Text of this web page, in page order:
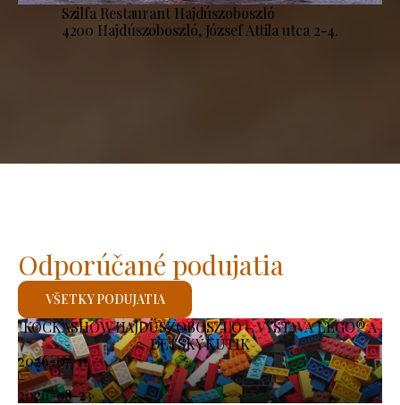
Szilfa Restaurant Hajdúszoboszló
4200 Hajdúszoboszló, József Attila utca 2-4.
KOCKASHOW HAJDÚSZOBOSZLÓ – VÝSTAVA LEGO® A
DETSKÝ KÚTIK
2026-07-11
-
2026-08-23
Odporúčané podujatia
VŠETKY PODUJATIA